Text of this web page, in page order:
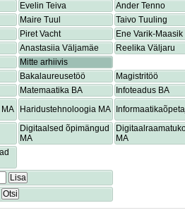
Evelin Teiva Ander Tenno
Maire Tuul Taivo Tuuling
Piret Vacht Ene Varik-Maasik
Anastasiia Väljamäe Reelika Väljaru
Mitte arhiivis
Bakalaureusetöö Magistritöö
Matemaatika BA
Infoteadus BA
Haridustehnoloogia MA
Digitaalsed õpimängud
MA
MA
Lisa
Otsi